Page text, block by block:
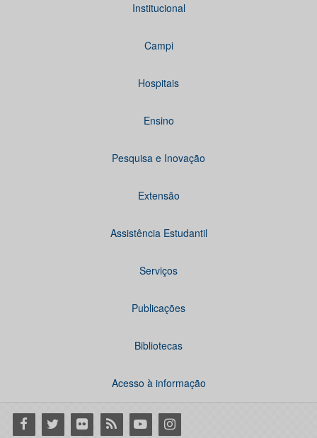
Institucional
Campi
Hospitais
Ensino
Pesquisa e Inovação
Extensão
Assistência Estudantil
Serviços
Publicações
Bibliotecas
Acesso à informação
Facebook
Twitter Flickr RSS YoutubeInstagram